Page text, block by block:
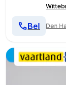
Den
Bel